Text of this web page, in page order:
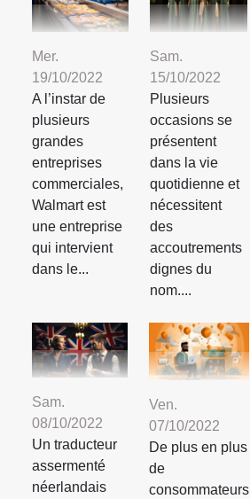
Mer.
19/10/2022
A l’instar de
plusieurs
grandes
entreprises
commerciales,
Walmart est
une entreprise
qui intervient
dans le...
Sam.
15/10/2022
Plusieurs
occasions se
présentent
dans la vie
quotidienne et
nécessitent
des
accoutrements
dignes du
nom....
Sam.
08/10/2022
Un traducteur
assermenté
néerlandais
Ven.
07/10/2022
De plus en plus
de
consommateurs